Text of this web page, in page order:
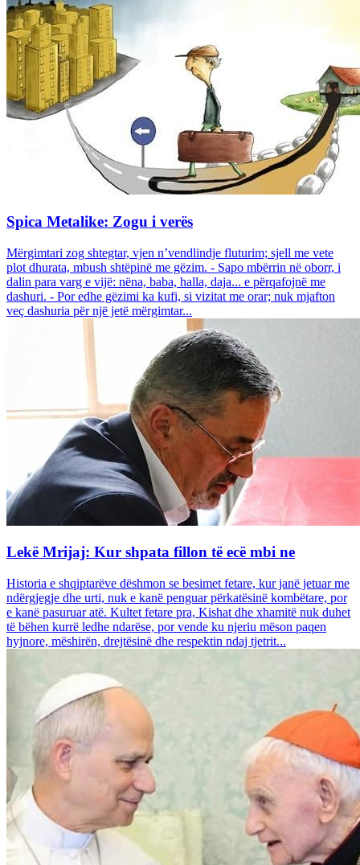
Spica Metalike: Zogu i verës
Mërgimtari zog shtegtar, vjen n’vendlindje fluturim; sjell me vete
plot dhurata, mbush shtëpinë me gëzim. - Sapo mbërrin në oborr, i
dalin para varg e vijë: nëna, baba, halla, daja... e përqafojnë me
dashuri. - Por edhe gëzimi ka kufi, si vizitat me orar; nuk mjafton
veç dashuria për një jetë mërgimtar...
Lekë Mrijaj: Kur shpata fillon të ecë mbi ne
Historia e shqiptarëve dëshmon se besimet fetare, kur janë jetuar me
ndërgjegje dhe urti, nuk e kanë penguar përkatësinë kombëtare, por
e kanë pasuruar atë. Kultet fetare pra, Kishat dhe xhamitë nuk duhet
të bëhen kurrë ledhe ndarëse, por vende ku njeriu mëson paqen
hyjnore, mëshirën, drejtësinë dhe respektin ndaj tjetrit...